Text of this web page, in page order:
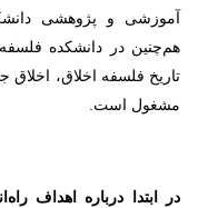
آموزشی و پژوهشی
هم‌چنین در دانشکده
تاریخ فلسفه اخلاق،
مشغول است.
در ابتدا درباره اهداف